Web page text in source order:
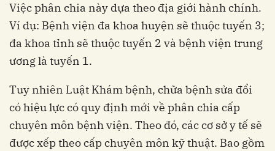
Việc phân chia này dựa theo địa giới hành chính.
Ví dụ: Bệnh viện đa khoa huyện sẽ thuộc tuyến 3;
đa khoa tỉnh sẽ thuộc tuyến 2 và bệnh viện trung
ương là tuyến 1.
Tuy nhiên Luật Khám bệnh, chữa bệnh sửa đổi
có hiệu lực có quy định mới về phân chia cấp
chuyên môn bệnh viện. Theo đó, các cơ sở y tế sẽ
được xếp theo cấp chuyên môn kỹ thuật. Bao gồm